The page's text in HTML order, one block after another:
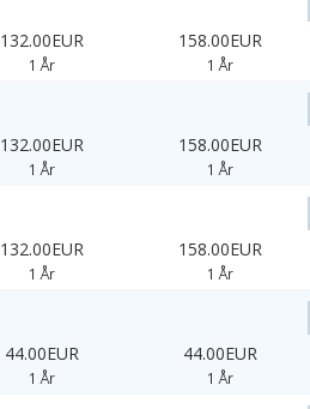
132.00EUR
1 År
158.00EUR
1 År
132.00EUR
1 År
158.00EUR
1 År
132.00EUR
1 År
158.00EUR
1 År
44.00EUR
1 År
44.00EUR
1 År